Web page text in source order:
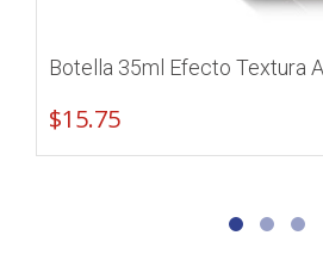
Botella 35ml Efecto Textura
$15.75